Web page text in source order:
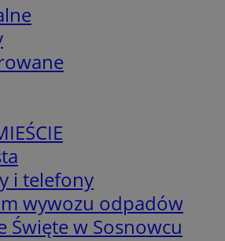
i telefony
wywozu odpadów
Święte w Sosnowcu